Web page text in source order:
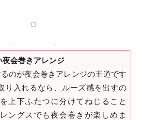
会巻きアレンジ
のが夜会巻きアレンジの王道です
り入れるなら、ルーズ感を出すの
上下ふたつに分けてねじること
ングスでも夜会巻きが楽しめま